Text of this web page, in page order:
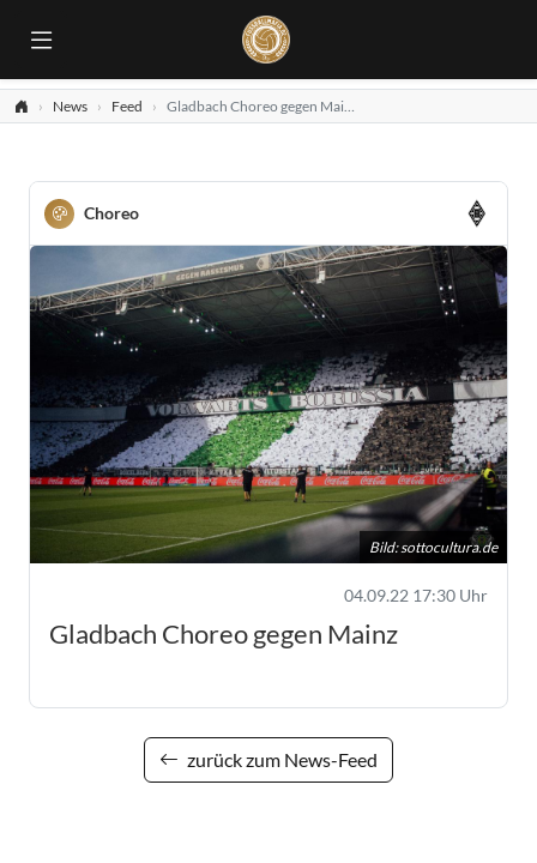
News Feed Gladbach Choreo gegen Mainz
Choreo
Bild:sottocultura.de
04.09.22 17:30 Uhr
Gladbach Choreo gegen Mainz
zurück zum News-Feed